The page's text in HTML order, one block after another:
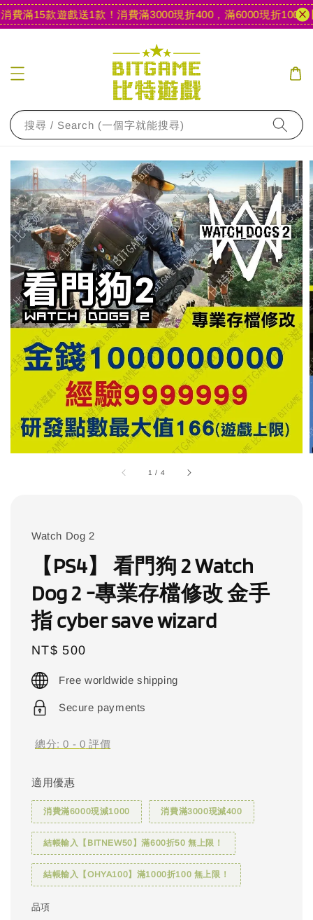
滿15款遊戲送1款！ 消費滿3000現折400，滿6000現折1000【
搜尋 / Search (一個字就能搜尋)
1 / 4
Watch Dog 2
【PS4】 看門狗 2 Watch
Dog 2 -專業存檔修改 金手
指 cyber save wizard
Regular
price
NT$ 500
Free worldwide shipping
Secure payments
總分:0 - 0 評價
適用優惠
消費滿6000現減1000 消費滿3000現減400
結帳輸入【BITNEW50】滿600折50 無上限！
結帳輸入【OHYA100】滿1000折100 無上限！
品項